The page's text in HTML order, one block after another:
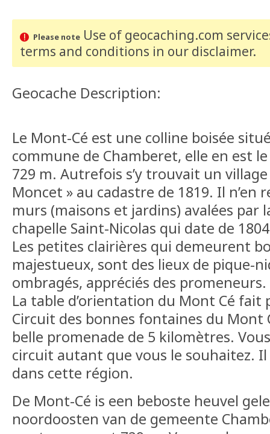
Please noteUse of geocaching.com
terms and conditions in our disclaimer.
Geocache Description:
Le Mont-Cé est une colline boisée
commune de Chamberet, elle en est
729 m. Autrefois s’y trouvait un
Moncet » au cadastre de 1819. Il n’en
murs (maisons et jardins) avalées par
chapelle Saint-Nicolas qui date de
Les petites clairières qui demeurent
majestueux, sont des lieux de pique-
ombragés, appréciés des promeneurs.
La table d’orientation du Mont Cé
Circuit des bonnes fontaines du Mont
belle promenade de 5 kilomètres.
circuit autant que vous le souhaitez.
dans cette région.
De Mont-Cé is een beboste heuvel
noordoosten van de gemeente